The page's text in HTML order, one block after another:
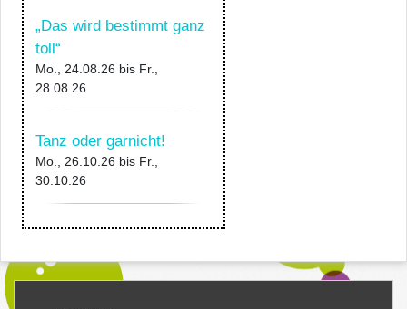
„Das wird bestimmt ganz
toll“
Mo., 24.08.26 bis Fr.,
28.08.26
Tanz oder garnicht!
Mo., 26.10.26 bis Fr.,
30.10.26